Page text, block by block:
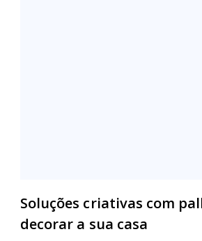
Soluções criativas com
decorar a sua casa